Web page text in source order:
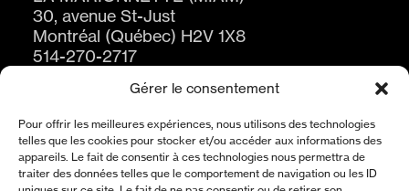
Gérer le consentement
Pour offrir les meilleures expériences, nous utilisons des technologies
telles que les cookies pour stocker et/ou accéder aux informations des
appareils. Le fait de consentir à ces technologies nous permettra de
traiter des données telles que le comportement de navigation ou les ID
30, avenue St-Just
Montréal (Québec) H2V 1X8
514-270-2717